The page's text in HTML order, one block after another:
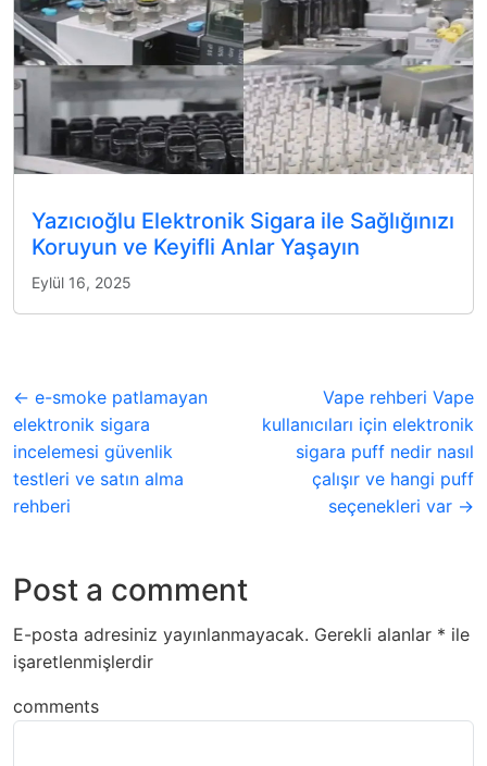
Yazıcıoğlu Elektronik Sigara ile Sağlığınızı
Koruyun ve Keyifli Anlar Yaşayın
Eylül 16, 2025
← e-smoke patlamayan
elektronik sigara
incelemesi güvenlik
testleri ve satın alma
rehberi
Vape rehberi Vape
kullanıcıları için elektronik
sigara puff nedir nasıl
çalışır ve hangi puff
seçenekleri var →
Post a comment
E-posta adresiniz yayınlanmayacak. Gerekli alanlar * ile
işaretlenmişlerdir
comments